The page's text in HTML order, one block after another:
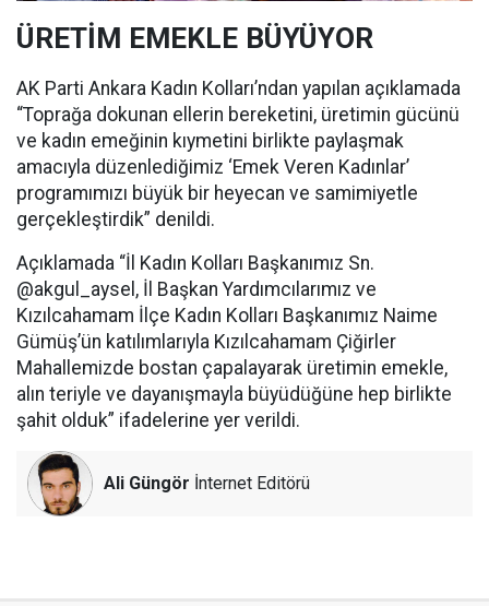
ÜRETİM EMEKLE BÜYÜYOR
AK Parti Ankara Kadın Kolları’ndan yapılan açıklamada
“Toprağa dokunan ellerin bereketini, üretimin gücünü
ve kadın emeğinin kıymetini birlikte paylaşmak
amacıyla düzenlediğimiz ‘Emek Veren Kadınlar’
programımızı büyük bir heyecan ve samimiyetle
gerçekleştirdik” denildi.
Açıklamada “İl Kadın Kolları Başkanımız Sn.
@akgul_aysel, İl Başkan Yardımcılarımız ve
Kızılcahamam İlçe Kadın Kolları Başkanımız Naime
Gümüş’ün katılımlarıyla Kızılcahamam Çiğirler
Mahallemizde bostan çapalayarak üretimin emekle,
alın teriyle ve dayanışmayla büyüdüğüne hep birlikte
şahit olduk” ifadelerine yer verildi.
Ali Güngör İnternet Editörü